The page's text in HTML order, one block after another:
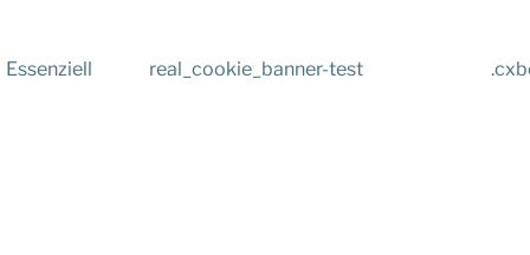
Essenziell real_cookie_banner-test